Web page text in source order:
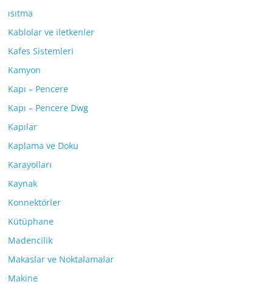
ısıtma
Kablolar ve iletkenler
Kafes Sistemleri
Kamyon
Kapı – Pencere
Kapı – Pencere Dwg
Kapılar
Kaplama ve Doku
Karayolları
Kaynak
Konnektörler
Kütüphane
Madencilik
Makaslar ve Noktalamalar
Makine